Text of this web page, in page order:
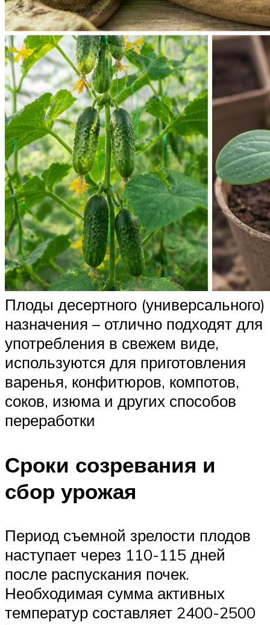
Плоды десертного (универсального)
назначения – отлично подходят для
употребления в свежем виде,
используются для приготовления
варенья, конфитюров, компотов,
соков, изюма и других способов
переработки
Сроки созревания и
сбор урожая
Период съемной зрелости плодов
наступает через 110-115 дней
после распускания почек.
Необходимая сумма активных
температур составляет 2400-2500